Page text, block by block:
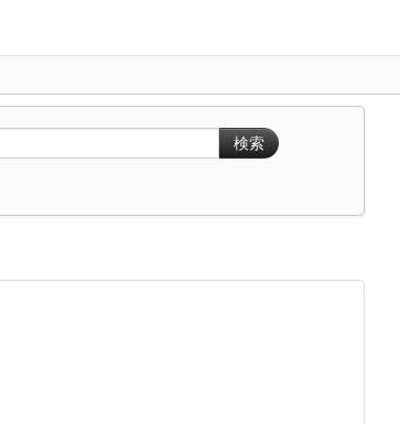
検索